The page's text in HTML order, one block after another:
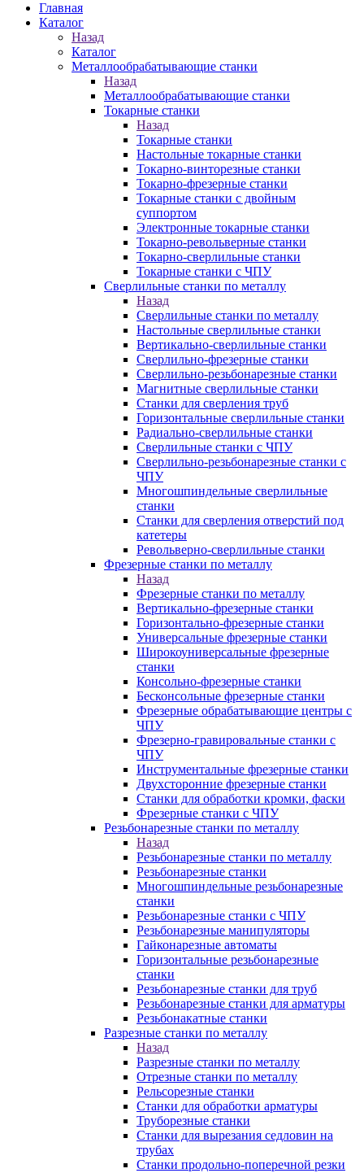
Главная
Каталог
Назад
Каталог
Металлообрабатывающие станки
Назад
Металлообрабатывающие станки
Токарные станки
Назад
Токарные станки
Настольные токарные станки
Токарно-винторезные станки
Токарно-фрезерные станки
Токарные станки с двойным
суппортом
Электронные токарные станки
Токарно-револьверные станки
Токарно-сверлильные станки
Токарные станки с ЧПУ
Сверлильные станки по металлу
Назад
Сверлильные станки по металлу
Настольные сверлильные станки
Вертикально-сверлильные станки
Сверлильно-фрезерные станки
Сверлильно-резьбонарезные станки
Магнитные сверлильные станки
Станки для сверления труб
Горизонтальные сверлильные станки
Радиально-сверлильные станки
Сверлильные станки с ЧПУ
Сверлильно-резьбонарезные станки с
ЧПУ
Многошпиндельные сверлильные
станки
Станки для сверления отверстий под
катетеры
Револьверно-сверлильные станки
Фрезерные станки по металлу
Назад
Фрезерные станки по металлу
Вертикально-фрезерные станки
Горизонтально-фрезерные станки
Универсальные фрезерные станки
Широкоуниверсальные фрезерные
станки
Консольно-фрезерные станки
Бесконсольные фрезерные станки
Фрезерные обрабатывающие центры с
ЧПУ
Фрезерно-гравировальные станки с
ЧПУ
Инструментальные фрезерные станки
Двухсторонние фрезерные станки
Станки для обработки кромки, фаски
Фрезерные станки с ЧПУ
Резьбонарезные станки по металлу
Назад
Резьбонарезные станки по металлу
Резьбонарезные станки
Многошпиндельные резьбонарезные
станки
Резьбонарезные станки с ЧПУ
Резьбонарезные манипуляторы
Гайконарезные автоматы
Горизонтальные резьбонарезные
станки
Резьбонарезные станки для труб
Резьбонарезные станки для арматуры
Резьбонакатные станки
Разрезные станки по металлу
Назад
Разрезные станки по металлу
Отрезные станки по металлу
Рельсорезные станки
Станки для обработки арматуры
Труборезные станки
Станки для вырезания седловин на
трубаx
Станки продольно-поперечной резки